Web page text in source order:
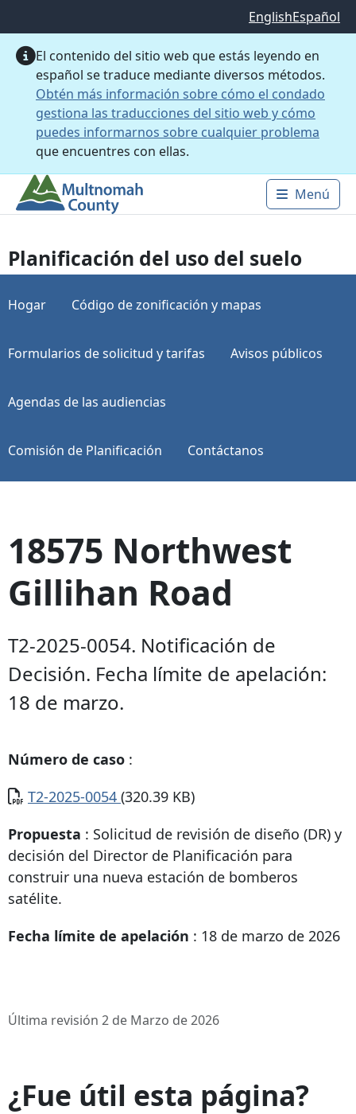
EnglishEspañol
El contenido del sitio web que estás leyendo en
español se traduce mediante diversos métodos.
Obtén más información sobre cómo el condado
gestiona las traducciones del sitio web y cómo
puedes informarnos sobre cualquier problema
que encuentres con ellas.
Main
Menú
Planificación del uso del suelo
Hogar Código de zonificación y mapas
Formularios de solicitud y tarifas Avisos públicos
Agendas de las audiencias
Comisión de Planificación Contáctanos
18575 Northwest
Gillihan Road
T2-2025-0054. Notificación de
Decisión. Fecha límite de apelación:
18 de marzo.
Número de caso :
Documento
T2-2025-0054 (320.39 KB)
Propuesta : Solicitud de revisión de diseño (DR) y
decisión del Director de Planificación para
construir una nueva estación de bomberos
satélite.
Fecha límite de apelación : 18 de marzo de 2026
Última revisión 2 de Marzo de 2026
¿Fue útil esta página?